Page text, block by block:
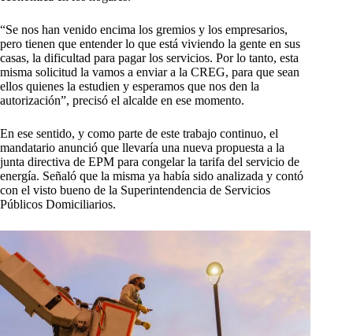
“Se nos han venido encima los gremios y los empresarios,
pero tienen que entender lo que está viviendo la gente en sus
casas, la dificultad para pagar los servicios. Por lo tanto, esta
misma solicitud la vamos a enviar a la CREG, para que sean
ellos quienes la estudien y esperamos que nos den la
autorización”, precisó el alcalde en ese momento.
En ese sentido, y como parte de este trabajo continuo, el
mandatario anunció que llevaría una nueva propuesta a la
junta directiva de EPM para congelar la tarifa del servicio de
energía. Señaló que la misma ya había sido analizada y contó
con el visto bueno de la Superintendencia de Servicios
Públicos Domiciliarios.